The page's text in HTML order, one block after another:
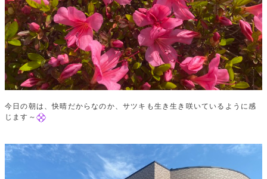
今日の朝は、快晴だからなのか、サツキも生き生き咲いているように感
じます～